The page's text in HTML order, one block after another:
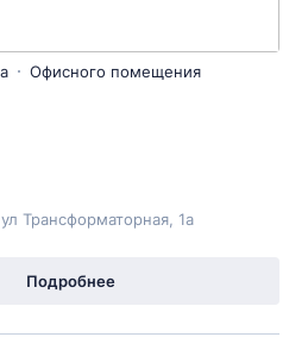
Офисного помещения
ул Трансформаторная , 1а
Подробнее